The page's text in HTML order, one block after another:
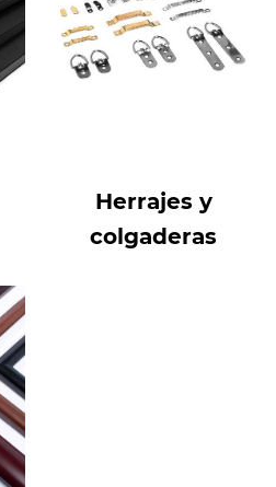
Herrajes y
colgaderas